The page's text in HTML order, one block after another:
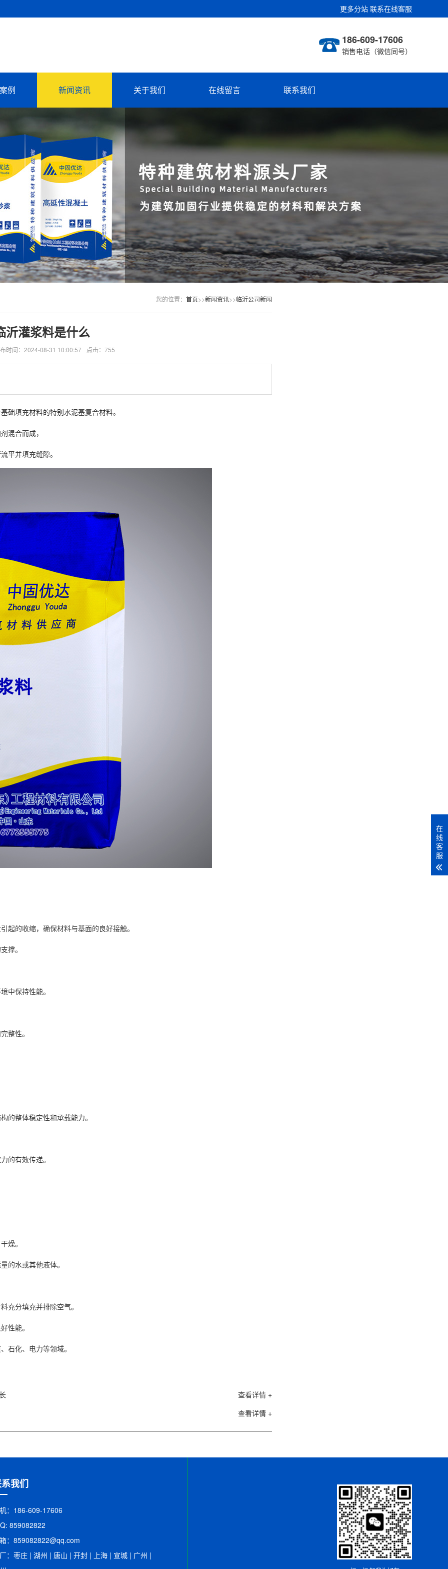
更多分站 联系在线客服
186-609-17606
销售电话（微信同号）
例 新闻资讯 关于我们 在线留言 联系我们
您的位置： 首页>>新闻资讯>>临沂公司新闻
沂灌浆料是什么
时间：2024-08-31 10:00:57 点击：755
础填充材料的特别水泥基复合材料。
混合而成，
平并填充缝隙。
起的收缩，确保材料与基面的良好接触。
撑。
中保持性能。
整性。
的整体稳定性和承载能力。
的有效传递。
燥。
的水或其他液体。
充分填充并排除空气。
性能。
石化、电力等领域。
查看详情 +
查看详情 +
我们
：186-609-17606
859082822
：​859082822@qq.com
：枣庄 | 湖州 | 唐山 | 开封 | 上海 | 宣城 | 广州 |
在
线
客
服